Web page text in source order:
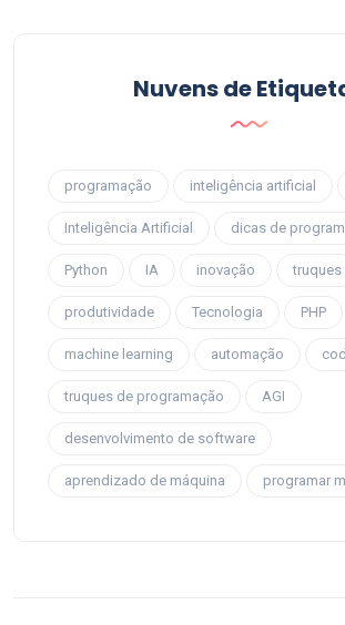
Nuvens de
programação inteligência artificial
Inteligência Artificial dicas de
Python IA inovação truques
produtividade Tecnologia PHP
machine learning automação
truques de programação AGI
desenvolvimento de software
aprendizado de máquina programar